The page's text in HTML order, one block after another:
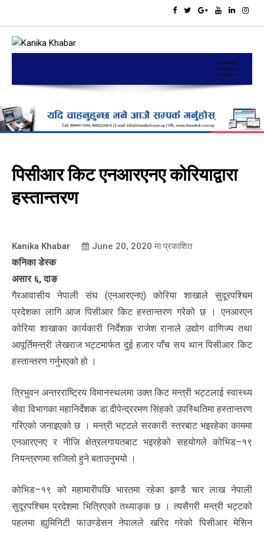
पिसीआर किट एनआरएनए कोरियाद्वारा
हस्तान्तरण
Kanika Khabar June 20, 2020 मा प्रकाशित
कनिका डेस्क
असार ६, दाङ
गैरआवासीय नेपाली संघ (एनआरएनए) कोरिया शाखाले सुदूरपश्चिम
प्रदेशका लागि आज पिसीआर किट हस्तान्तरण गरेको छ । एनआरएन
कोरिया शाखाका कार्यकारी निर्देशक राजेश रानाले उद्योग वाणिज्य तथा
आपूर्तिमन्त्री लेखराज भट्टमार्फत दुई हजार पाँच सय थान पिसीआर किट
हस्तान्तरण गर्नुभएको हो ।
त्रिभुवन अन्तरराष्ट्रिय विमानस्थलमा उक्त किट मन्त्री भट्टलाई स्वास्थ्य
सेवा विभागका महानिर्देशक डा.दीपेन्द्ररमण सिंहको उपस्थितिमा हस्तान्तरण
गरिएको जनाइएको छ । मन्त्री भट्टले सरकारी स्तरबाट भइरहेका काममा
एनआरएनए र नीजि क्षेत्रलगायतबाट भइरहेको सहयोगले कोभिड–१९
नियन्त्रणमा सजिलो हुने बताउनुभयो ।
कोभिड–१९ को महामारीपछि भारतमा रहेका झण्डै चार लाख नेपाली
सुदूरपश्चिम प्रदेशमा भित्रिएको तथ्याङ्क छ । त्यसैगरी मन्त्री भट्टको
पहलमा ह्युमिनिटी फाउण्डेसन नेपालले खरिद गरेको पिसीआर मेसिन